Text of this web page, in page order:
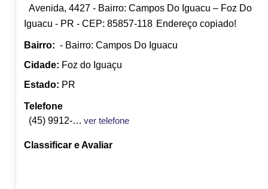
Avenida, 4427 - Bairro: Campos Do Iguacu – Foz Do
Iguacu - PR - CEP: 85857-118 Endereço copiado!
Bairro: - Bairro: Campos Do Iguacu
Cidade: Foz do Iguaçu
Estado: PR
Telefone
(45) 9912-6930
ver telefone
Classificar e Avaliar